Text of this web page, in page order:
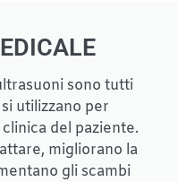
sono tutti
utilizzano per
del paziente.
migliorano la
gli scambi